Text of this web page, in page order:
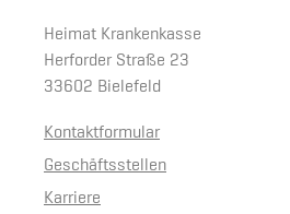
Heimat Krankenkasse
Herforder Straße 23
33602 Bielefeld
Kontaktformular
Geschäftsstellen
Karriere